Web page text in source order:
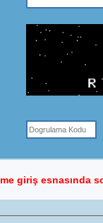
giriş esnasında